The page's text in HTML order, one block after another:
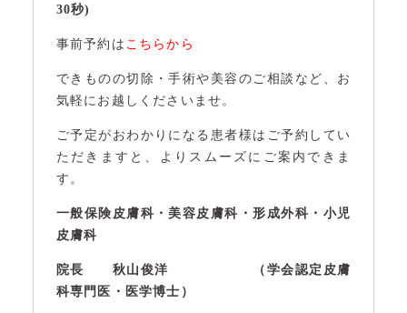
30秒)
事前予約は こちらから
できものの切除・手術や美容のご相談など、お
気軽にお越しくださいませ。
ご予定がおわかりになる患者様はご予約してい
ただきますと、よりスムーズにご案内できま
す。
一般保険皮膚科・美容皮膚科・形成外科・小児
皮膚科
院長 秋山俊洋 （学会認定皮膚
科専門医・医学博士）